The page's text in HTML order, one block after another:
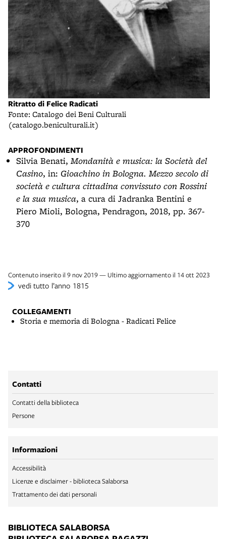
Ritratto di Felice Radicati
Fonte: Catalogo dei Beni Culturali
(catalogo.beniculturali.it)
APPROFONDIMENTI
Silvia Benati, Mondanità e musica: la Società del
Casino, in: Gioachino in Bologna. Mezzo secolo di
società e cultura cittadina convissuto con Rossini
e la sua musica, a cura di Jadranka Bentini e
Piero Mioli, Bologna, Pendragon, 2018, pp. 367-
370
Contenuto inserito il 9 nov 2019 — Ultimo aggiornamento il 14 ott 2023
vedi tutto l’anno 1815
COLLEGAMENTI
Storia e memoria di Bologna - Radicati Felice
Contatti
Contatti della biblioteca
Persone
Informazioni
Accessibilità
Licenze e disclaimer - biblioteca Salaborsa
Trattamento dei dati personali
BIBLIOTECA SALABORSA